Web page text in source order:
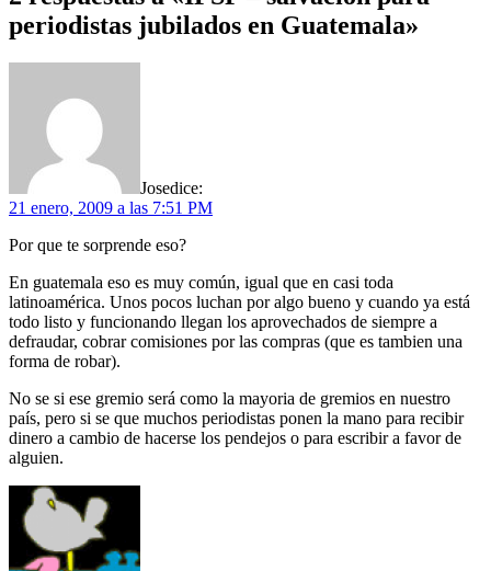
periodistas jubilados en Guatemala»
Josedice:
21 enero, 2009 a las 7:51 PM
Por que te sorprende eso?
En guatemala eso es muy común, igual que en casi toda
latinoamérica. Unos pocos luchan por algo bueno y cuando ya está
todo listo y funcionando llegan los aprovechados de siempre a
defraudar, cobrar comisiones por las compras (que es tambien una
forma de robar).
No se si ese gremio será como la mayoria de gremios en nuestro
país, pero si se que muchos periodistas ponen la mano para recibir
dinero a cambio de hacerse los pendejos o para escribir a favor de
alguien.